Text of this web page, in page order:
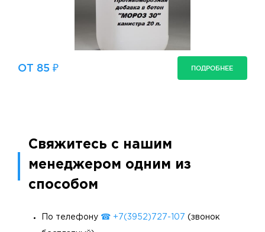
ОТ 85 ₽ ПОДРОБНЕЕ
Свяжитесь с нашим
менеджером одним из
способом
По телефону ☎ +7(3952)727-107 (звонок